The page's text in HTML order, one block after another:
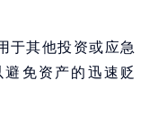
于其他投资或应急
免资产的迅速贬